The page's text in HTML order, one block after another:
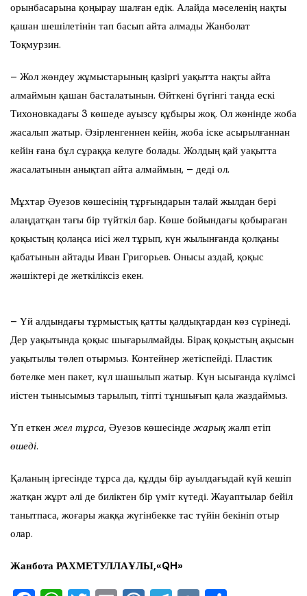
орынбасарына қоңырау шалған едік. Алайда мәселенің нақты
қашан шешілетінін тап басып айта алмады Жанболат
Тоқмурзин.
– Жол жөндеу жұмыстарының қазіргі уақытта нақты айта
алмаймын қашан басталатынын. Өйткені бүгінгі таңда ескі
Тихоновкадағы 3 көшеде ауызсу құбыры жоқ. Ол жөнінде жоба
жасалып жатыр. Әзірленгеннен кейін, жоба іске асырылғаннан
кейін ғана бұл сұраққа келуге болады. Жолдың қай уақытта
жасалатынын анықтап айта алмаймын, – деді ол.
Мұхтар Әуезов көшесінің тұрғындарын талай жылдан бері
алаңдатқан тағы бір түйткіл бар. Көше бойындағы қобыраған
қоқыстың қолаңса иісі жел тұрып, күн жылынғанда қолқаны
қабатынын айтады Иван Григорьев. Онысы аздай, қоқыс
жәшіктері де жеткіліксіз екен.
– Үй алдындағы тұрмыстық қатты қалдықтардан көз сүрінеді.
Дер уақытында қоқыс шығарылмайды. Бірақ қоқыстың ақысын
уақытылы төлеп отырмыз. Контейнер жетіспейді. Пластик
бөтелке мен пакет, күл шашылып жатыр. Күн ысығанда күлімсі
иістен тынысымыз тарылып, тіпті тұншығып қала жаздаймыз.
Үп еткен жел тұрса, Әуезов көшесінде жарық жалп етіп
өшеді.
Қаланың іргесінде тұрса да, құдды бір ауылдағыдай күй кешіп
жатқан жұрт әлі де биліктен бір үміт күтеді. Жауаптылар бейіл
танытпаса, жоғары жаққа жүгінбекке тас түйін бекініп отыр
олар.
Жанбота РАХМЕТУЛЛАҰЛЫ,«QH»